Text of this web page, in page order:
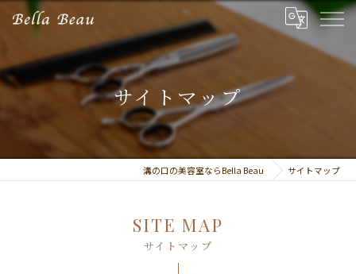
サイトマップ
溝の口の美容室ならBella Beau サイトマップ
サイトマップ
SITE MAP